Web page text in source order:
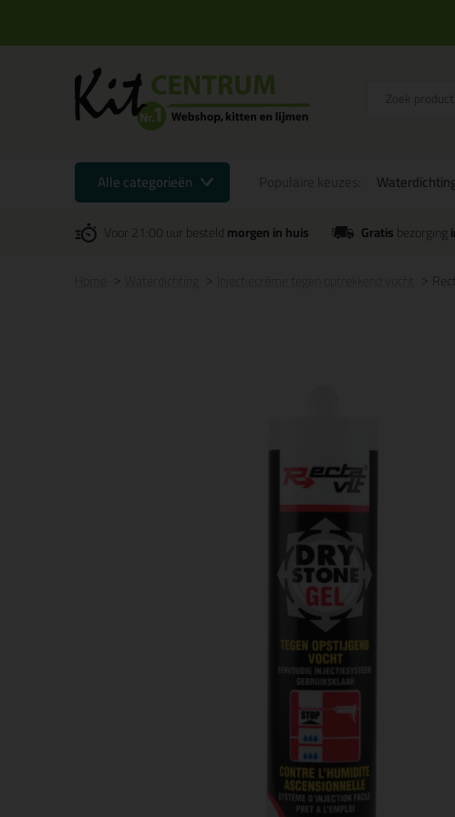
Alle categorieën
Voor 21:00 uur besteldmorgen in huis Gratisbezorging